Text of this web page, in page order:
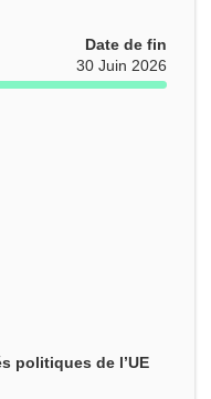
Date de fin
30 Juin 2026
politiques de l’UE